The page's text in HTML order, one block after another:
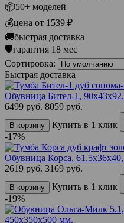
📦50+ моделей
💰цена от 1539 ₽
🚚быстрая доставка
🛡гарантия 18 мес
Сортировка:
Быстрая доставка
Обувница Бител-1, 90х43х92,
6499 руб. 8059 руб.
В корзину
Купить в 1 клик
-17%
Обувница Корса, 61.5х36х40,
2619 руб. 3169 руб.
В корзину
Купить в 1 клик
-19%